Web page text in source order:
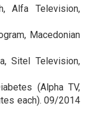
Alfa Television,
Macedonian
Sitel Television,
(Alpha TV,
each). 09/2014